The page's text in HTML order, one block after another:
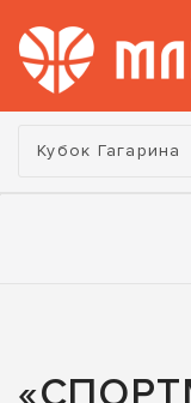
Турнир:
Кубок Гагарина